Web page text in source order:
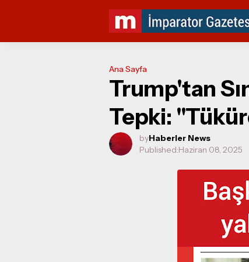
Ana Sayfa
Trump'tan
Tepki:
byHaberler News
Published:Haziran 08, 2025